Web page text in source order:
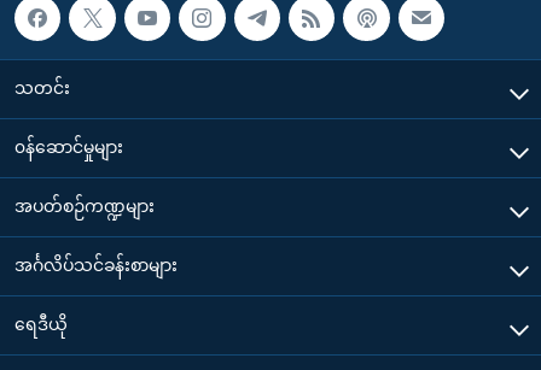
သတင်း
၀န်ဆောင်မှုများ
အပတ်စဉ်ကဏ္ဍများ
အင်္ဂလိပ်သင်ခန်းစာများ
ရေဒီယို